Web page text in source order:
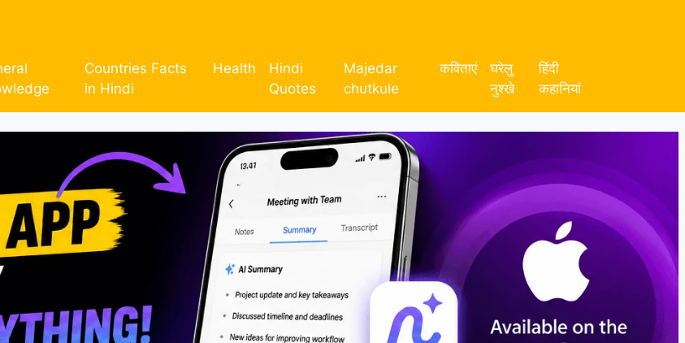
Countries Facts
in Hindi
Health
Hindi
Quotes
Majedar
chutkule
कविताएं
घरेलु
नुश्खे
हिंदी
कहानियां